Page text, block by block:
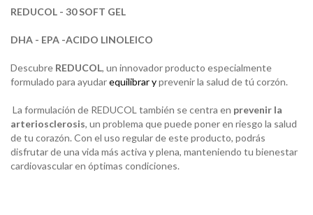
REDUCOL - 30 SOFT GEL
DHA - EPA -ACIDO LINOLEICO
Descubre REDUCOL, un innovador producto especialmente
formulado para ayudarequilibrar yprevenir la salud de tú corzón.
La formulación de REDUCOL también se centra en prevenir la
arteriosclerosis, un problema que puede poner en riesgo la salud
de tu corazón. Con el uso regular de este producto, podrás
disfrutar de una vida más activa y plena, manteniendo tu bienestar
cardiovascular en óptimas condiciones.